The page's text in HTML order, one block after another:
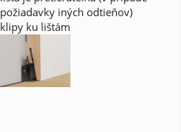
požiadavky iných odtieňov)
klipy ku lištám